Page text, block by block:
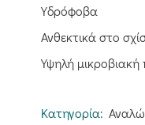
Υδρόφοβα
Ανθεκτικά στο
Υψηλή
Κατηγορία: